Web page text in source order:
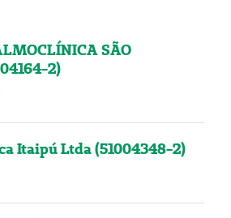
SÃO
2)
Itaipú Ltda (51004348-2)